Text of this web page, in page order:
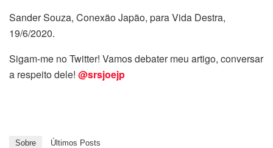
Sander Souza, Conexão Japão, para Vida Destra,
19/6/2020.
Sigam-me no Twitter! Vamos debater meu artigo, conversar
a respeito dele! @srsjoejp
Sobre Últimos Posts